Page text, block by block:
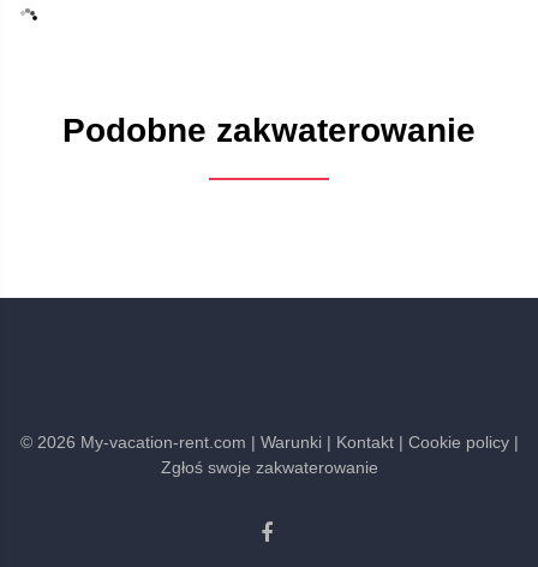
Podobne zakwaterowanie
© 2026 My-vacation-rent.com | Warunki | Kontakt | Cookie policy |
Zgłoś swoje zakwaterowanie